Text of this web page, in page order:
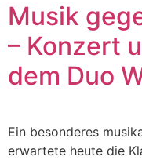
Musik
– Konzert
dem Duo
Ein beson­deres
erwartete heute die